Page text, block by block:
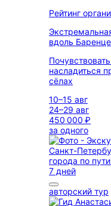
Рейтинг
вдоль
насладиться
сёлах
10–15 авг
24–29 авг
450 000 ₽
за одного
7 дней
авторский тур